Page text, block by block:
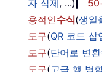
자 삭제, ...)
용적인수식(생일
도구(QR 코드 삽
도구(단어로 변
도구(고급 행 병